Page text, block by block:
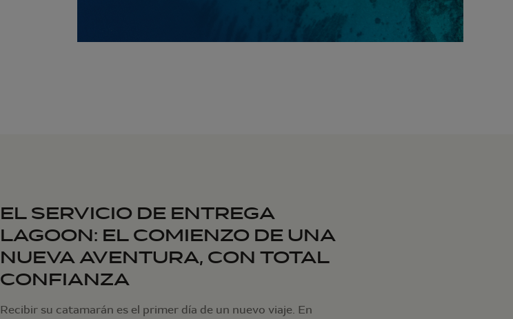
EL SERVICIO DE ENTREGA
LAGOON: EL COMIENZO DE UNA
NUEVA AVENTURA, CON TOTAL
CONFIANZA
Recibir su catamarán es el primer día de un nuevo viaje. En